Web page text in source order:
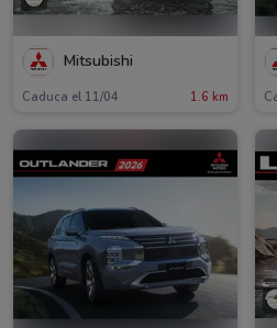
Mitsubishi
Caduca el 11/04 1.6 km